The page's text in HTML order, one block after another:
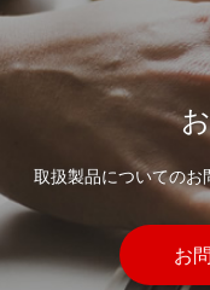
取扱製品についての
お